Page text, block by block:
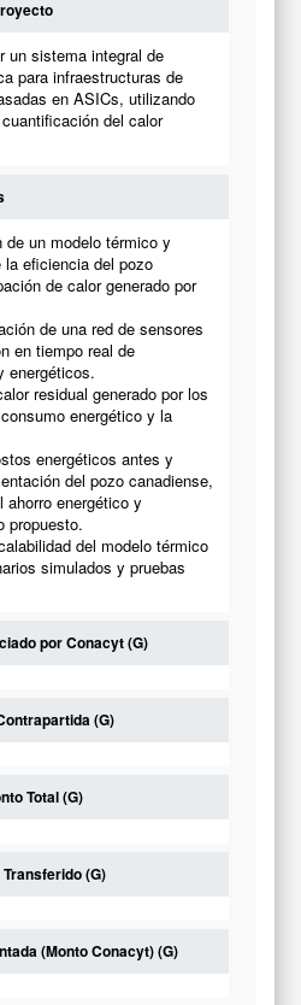
un sistema integral de
para infraestructuras de
en ASICs, utilizando
del calor
un modelo térmico y
la eficiencia del pozo
de calor generado por
de una red de sensores
en tiempo real de
energéticos.
residual generado por los
energético y la
energéticos antes y
del pozo canadiense,
ahorro energético y
propuesto.
del modelo térmico
simulados y pruebas
por Conacyt (G)
(G)
Total (G)
(G)
(Monto Conacyt) (G)